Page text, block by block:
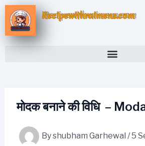
Skip
content
Recipewithraimens.com
मोदक बनाने की विधि –
Byshubham Garhewal /5